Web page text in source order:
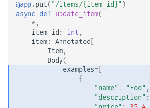
@app.put( "/items/{item_id}" )
async def update_item(
*,
item_id : int ,
item: Annotated
Item,
Body(
examples=
{
"name" : "Foo" ,
"description" :